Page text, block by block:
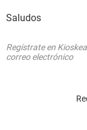
Saludos
Regístrate en
correo electrónico